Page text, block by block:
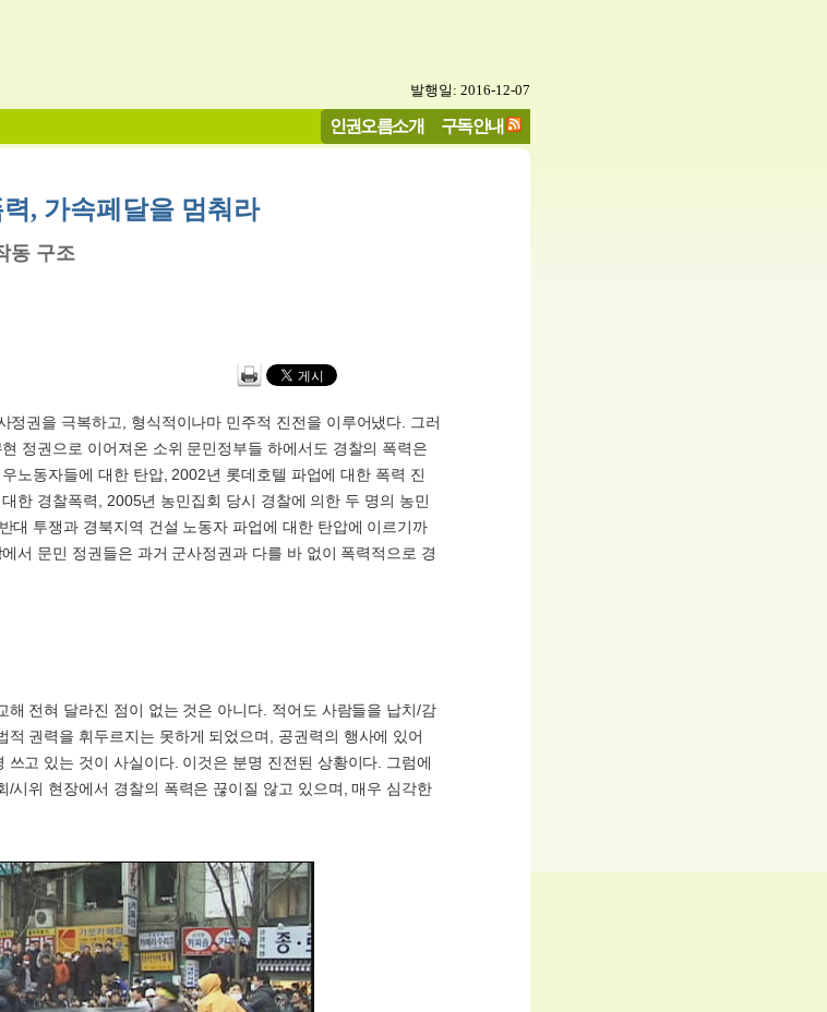
발행일: 2016-12-07
인권오름소개 구독안내
, 가속페달을 멈춰라
동 구조
정권을 극복하고, 형식적이나마 민주적 진전을 이루어냈다. 그러
정권으로 이어져온 소위 문민정부들 하에서도 경찰의 폭력은
노동자들에 대한 탄압, 2002년 롯데호텔 파업에 대한 폭력 진
한 경찰폭력, 2005년 농민집회 당시 경찰에 의한 두 명의 농민
대 투쟁과 경북지역 건설 노동자 파업에 대한 탄압에 이르기까
서 문민 정권들은 과거 군사정권과 다를 바 없이 폭력적으로 경
해 전혀 달라진 점이 없는 것은 아니다. 적어도 사람들을 납치/감
적 권력을 휘두르지는 못하게 되었으며, 공권력의 행사에 있어
쓰고 있는 것이 사실이다. 이것은 분명 진전된 상황이다. 그럼에
/시위 현장에서 경찰의 폭력은 끊이질 않고 있으며, 매우 심각한